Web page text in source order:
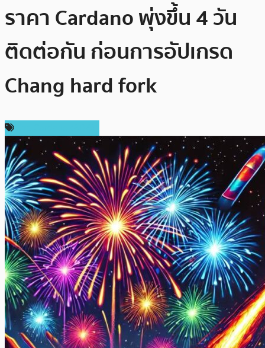
ราคา Cardano พุ่งขึ้น 4 วัน
ติดต่อกัน ก่อนการอัปเกรด
Chang hard fork